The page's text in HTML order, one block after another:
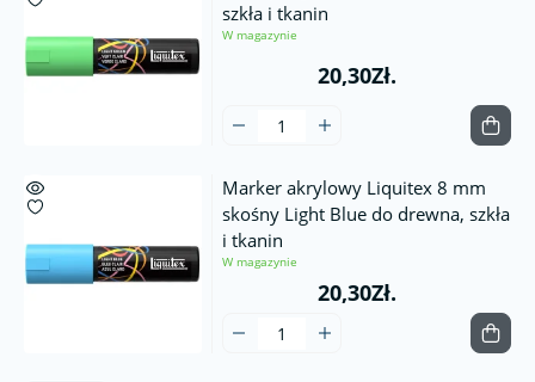
szkła i tkanin
W magazynie
20,30Zł.
Marker akrylowy Liquitex 8 mm
skośny Light Blue do drewna, szkła
i tkanin
W magazynie
20,30Zł.